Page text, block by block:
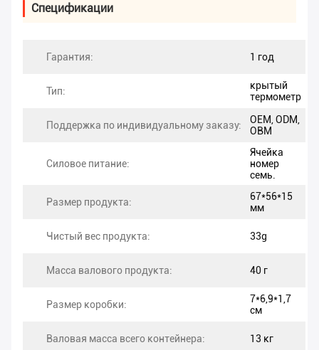
Спецификации
Гарантия: 1 год
Тип:
крытый
термометр
Поддержка по индивидуальному заказу:
OEM, ODM,
OBM
Силовое питание:
Ячейка
номер
семь.
Размер продукта:
67*56*15
мм
Чистый вес продукта: 33g
Масса валового продукта: 40 г
Размер коробки:
7*6,9*1,7
см
Валовая масса всего контейнера: 13 кг